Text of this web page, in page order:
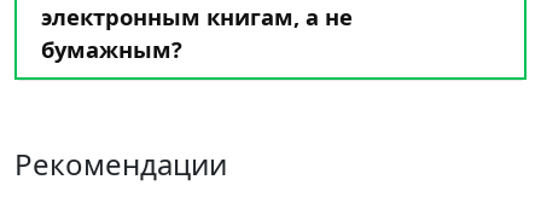
электронным книгам, а не
бумажным?
Рекомендации